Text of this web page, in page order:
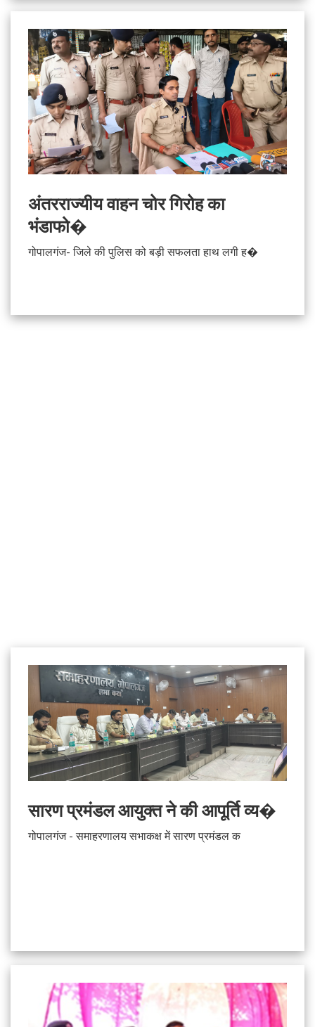
अंतरराज्यीय वाहन चोर गिरोह का
भंडाफो�
गोपालगंज- जिले की पुलिस को बड़ी सफलता हाथ लगी ह�
सारण प्रमंडल आयुक्त ने की आपूर्ति व्य�
गोपालगंज - समाहरणालय सभाकक्ष में सारण प्रमंडल क